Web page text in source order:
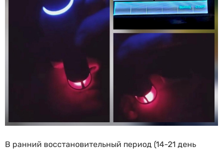
В ранний восстановительный период (14-21 день